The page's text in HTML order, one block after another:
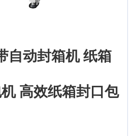
动封箱机 纸箱
高效纸箱封口包